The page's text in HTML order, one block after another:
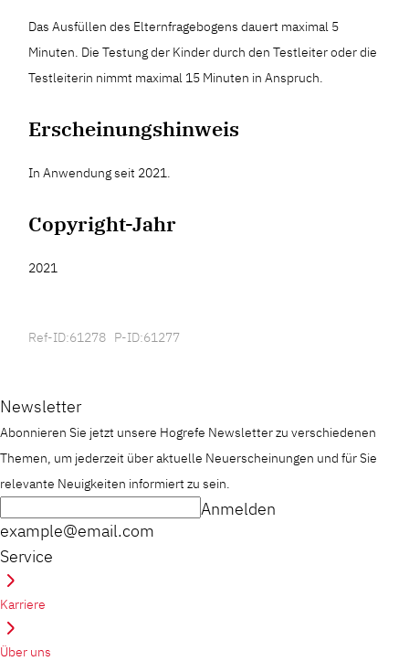
Das Ausfüllen des Elternfragebogens dauert maximal 5
Minuten. Die Testung der Kinder durch den Testleiter oder die
Testleiterin nimmt maximal 15 Minuten in Anspruch.
Erscheinungshinweis
In Anwendung seit 2021.
Copyright-Jahr
2021
Ref-ID:61278 P-ID:61277
Newsletter
Abonnieren Sie jetzt unsere Hogrefe Newsletter zu verschiedenen
Themen, um jederzeit über aktuelle Neuerscheinungen und für Sie
relevante Neuigkeiten informiert zu sein.
example@email.com
Anmelden
Service
Karriere
Über uns